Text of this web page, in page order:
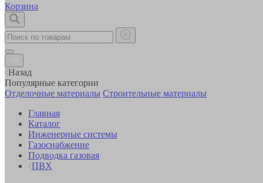
Корзина
Назад
Популярные категории
Отделочные материалы Строительные материалы
Главная
Каталог
Инженерные системы
Газоснабжение
Подводка газовая
ПВХ